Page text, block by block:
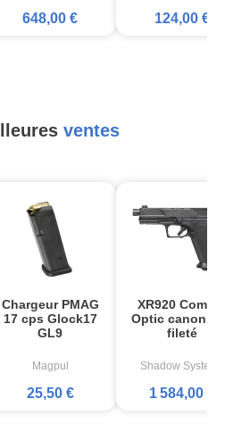
648,00 € 124,00 €
ventes
Chargeur PMAG
17 cps Glock17
GL9
Magpul
25,50 €
XR920
Optic canon
fileté
Shadow Systems
1 584,00 €